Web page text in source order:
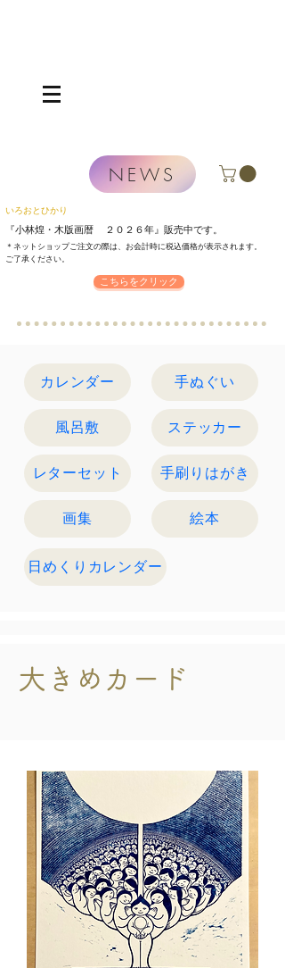
NEWS
いろおとひかり
『小林煌・木版画暦 ２０２６年』 販売中です。
＊ネットショップご注文の際は、お会計時に税込価格が表示されます。
​ご了承ください。
こちらをクリック
画集 絵本
日めくりカレンダー
カレンダー 手ぬぐい
風呂敷 ステッカー
レターセット 手刷りはがき
大きめカード